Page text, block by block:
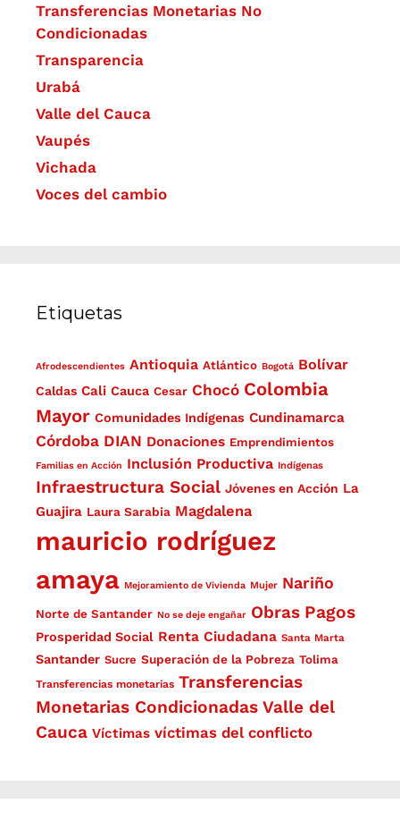
Transferencias Monetarias No
Condicionadas
Transparencia
Urabá
Valle del Cauca
Vaupés
Vichada
Voces del cambio
Etiquetas
Afrodescendientes Antioquia Atlántico Bogotá Bolívar
Caldas Cali Cauca Cesar Chocó Colombia
Mayor Comunidades Indígenas Cundinamarca
Córdoba DIAN Donaciones Emprendimientos
Familias en Acción Inclusión Productiva Indígenas
Infraestructura Social Jóvenes en Acción La
Guajira Laura Sarabia Magdalena
mauricio rodríguez
amaya Mejoramiento de Vivienda Mujer Nariño
Norte de Santander No se deje engañar Obras Pagos
Prosperidad Social Renta Ciudadana Santa Marta
Santander Sucre Superación de la Pobreza Tolima
Transferencias monetarias Transferencias
Monetarias Condicionadas Valle del
Cauca Víctimas víctimas del conflicto